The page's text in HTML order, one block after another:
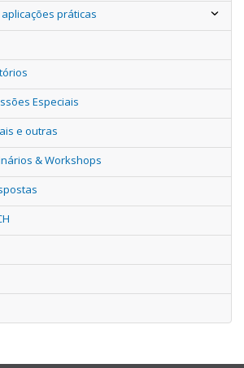
práticas
Especiais
e outras
& Workshops